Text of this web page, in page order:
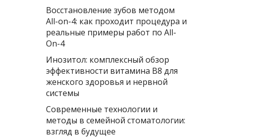
Восстановление зубов методом
All-on-4: как проходит процедура и
реальные примеры работ по All-
On-4
Инозитол: комплексный обзор
эффективности витамина B8 для
женского здоровья и нервной
системы
Современные технологии и
методы в семейной стоматологии:
взгляд в будущее